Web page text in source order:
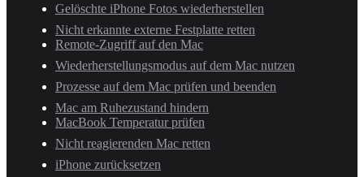
Gelöschte iPhone Fotos wiederherstellen
Nicht erkannte externe Festplatte retten
Remote-Zugriff auf den Mac
Wiederherstellungsmodus auf dem Mac nutzen
Prozesse auf dem Mac prüfen und beenden
Mac am Ruhezustand hindern
MacBook Temperatur prüfen
Nicht reagierenden Mac retten
iPhone zurücksetzen